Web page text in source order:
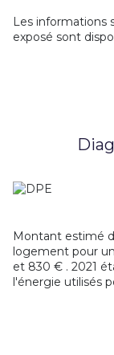
Les informations
exposé sont
Montant estimé
logement pour
et 830 € . 2021
l'énergie utilisés